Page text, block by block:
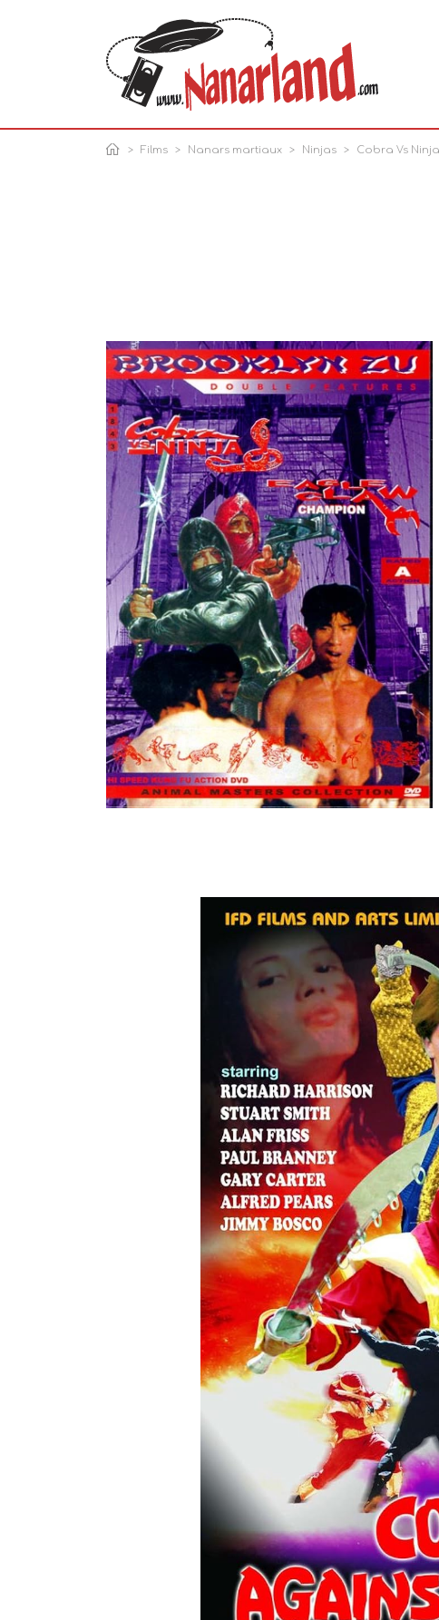
Films Nanars martiaux Ninjas Cobra Vs Ninja